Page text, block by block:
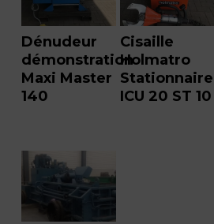
Dénudeur
démonstration
Maxi Master
140
Cisaille
Holmatro
Stationnaire
ICU 20 ST 10